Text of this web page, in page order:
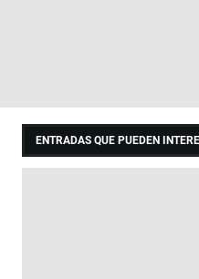
ENTRADAS QUE PUEDEN